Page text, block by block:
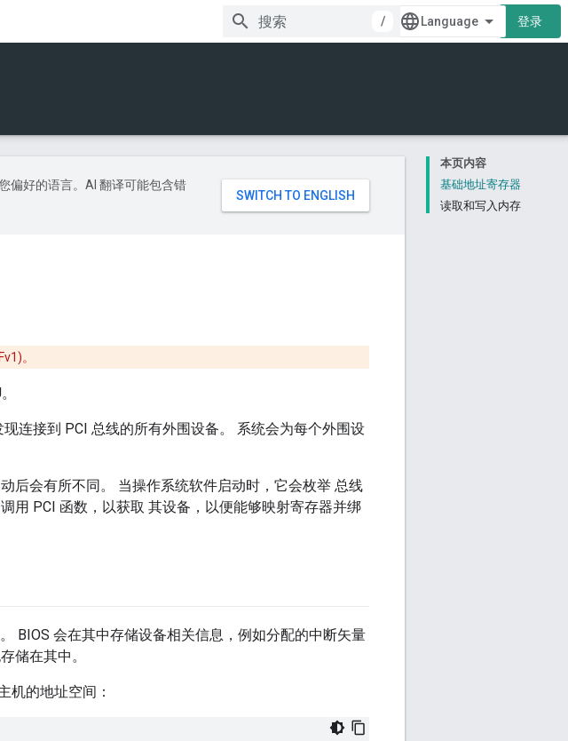
/
登录
本页内容
基础地址寄存器
读取和写入内存
偏好的语言。AI 翻译可能包含错
。
连接到 PCI 总线的所有外围设备。 系统会为每个外围设
后会有所不同。 当操作系统软件启动时，它会枚举 总线
用 PCI 函数，以获取 其设备，以便能够映射寄存器并绑
BIOS 会在其中存储设备相关信息，例如分配的中断矢量
储在其中。
机的地址空间：